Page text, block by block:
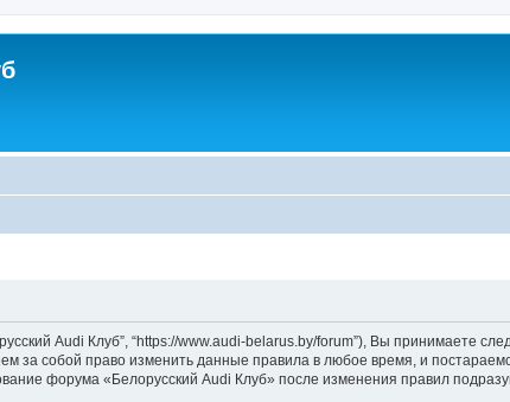
Audi Клуб”, “https://www.audi-belarus.by/forum”), Вы принимаете
за собой право изменить данные правила в любое время, и
форума «Белорусский Audi Клуб» после изменения правил